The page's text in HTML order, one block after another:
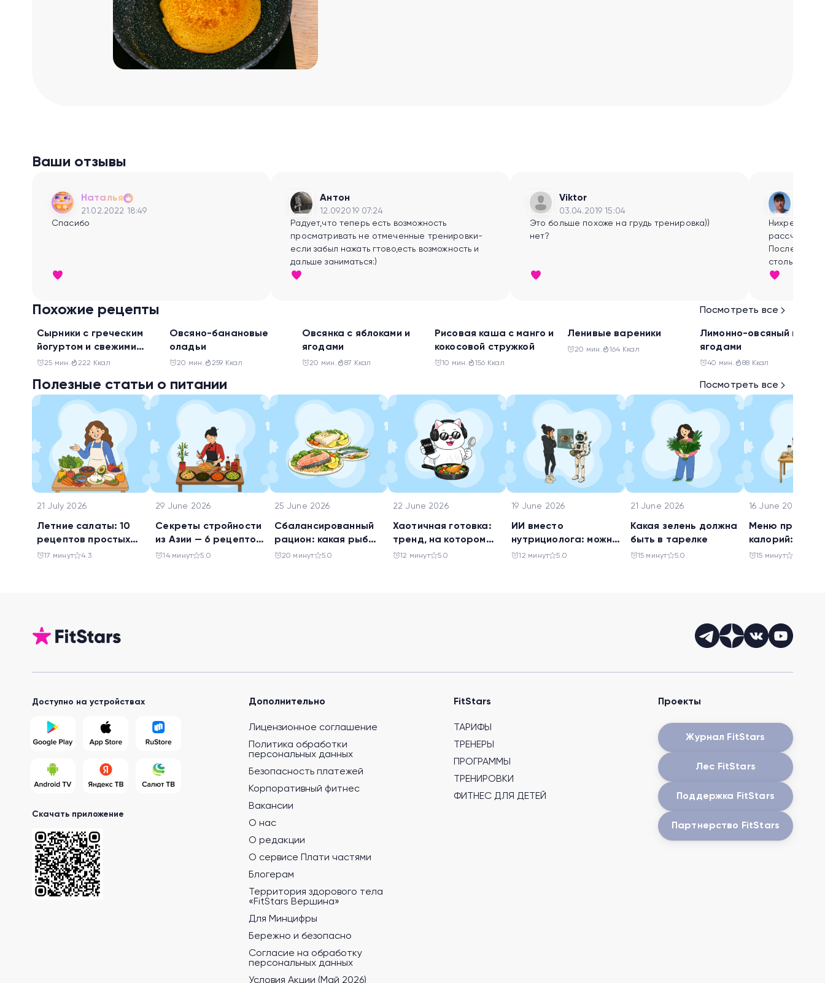
Ваши отзывы
Наталья
21.02.2022 18:49
Спасибо
Антон
12.09.2019 07:24
Радует,что теперь есть возможность
просматривать не отмеченные тренировки-
если забыл нажать гтово,есть возможность и
дальше заниматься:)
Viktor
03.04.2019 15:04
Это больше похоже на грудь тренировка))
нет?
Нихрена не
После 30
столько,
Нормально?
подходами или работать с
и
Похожие рецепты Посмотреть все
Завтрак
Сырники с греческим
йогуртом и свежими
ягодами
25 мин. 222 Ккал
Завтрак
Овсяно-банановые
оладьи
20 мин. 259 Ккал
Завтрак
Овсянка с яблоками и
ягодами
20 мин. 87 Ккал
Завтрак
Рисовая каша с манго и
кокосовой стружкой
10 мин. 156 Ккал
Завтрак
Ленивые вареники
20 мин. 164 Ккал
Завтрак
Лимонно-овсяный кекс с
ягодами
40 мин. 88 Ккал
Полезные статьи о питании Посмотреть все
21 July 2026
Летние салаты: 10
рецептов простых
блюд для будней и
17 минут 4.3
29 June 2026
Секреты стройности
из Азии — 6 рецептов
китайских салатов
14 минут 5.0
25 June 2026
Сбалансированный
рацион: какая рыба
самая полезная
20 минут 5.0
22 June 2026
Хаотичная готовка:
тренд, на котором
похудел весь ТикТок
12 минут 5.0
19 June 2026
ИИ вместо
нутрициолога: можно
ли доверить
12 минут 5.0
21 June 2026
Какая зелень должна
быть в тарелке
15 минут 5.0
16 June 2026
Меню при
калорий: что
чтобы худеть
15 минут 5.0
Доступно на устройствах
Скачать приложение
Дополнительно
Лицензионное соглашение
Политика обработки
персональных данных
Безопасность платежей
Корпоративный фитнес
Вакансии
О нас
О редакции
О сервисе Плати частями
Блогерам
Территория здорового тела
«FitStars Вершина»
Для Минцифры
Бережно и безопасно
Согласие на обработку
персональных данных
Условия Акции (Май 2026)
FitStars
ТАРИФЫ
ТРЕНЕРЫ
ПРОГРАММЫ
ТРЕНИРОВКИ
ФИТНЕС ДЛЯ ДЕТЕЙ
Проекты
Журнал FitStars
Лес FitStars
Поддержка FitStars
Партнерство FitStars